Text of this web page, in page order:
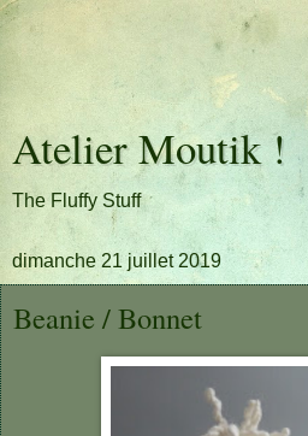
Atelier Moutik !
The Fluffy Stuff
dimanche 21 juillet 2019
Beanie / Bonnet